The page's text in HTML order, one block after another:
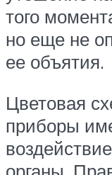
того
но еще не
ее объятия.
Цветовая
приборы